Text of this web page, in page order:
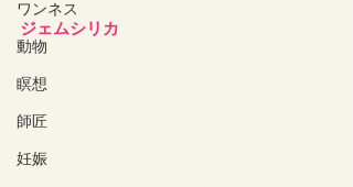
ワンネス
動物
瞑想
師匠
妊娠
ジェムシリカ